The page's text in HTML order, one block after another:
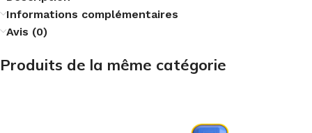
Informations complémentaires
Avis (0)
Produits de la même catégorie